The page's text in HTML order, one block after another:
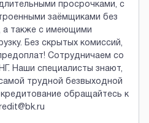
просрочками, с
заёмщиками без
а также с имеющими
Без скрытых комиссий,
Сотрудничаем со
Наши специалисты знают,
трудной безвыходной
обращайтесь к